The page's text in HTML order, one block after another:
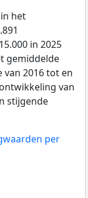
het
in 2025
gemiddelde
2016 tot en
van
stijgende
per